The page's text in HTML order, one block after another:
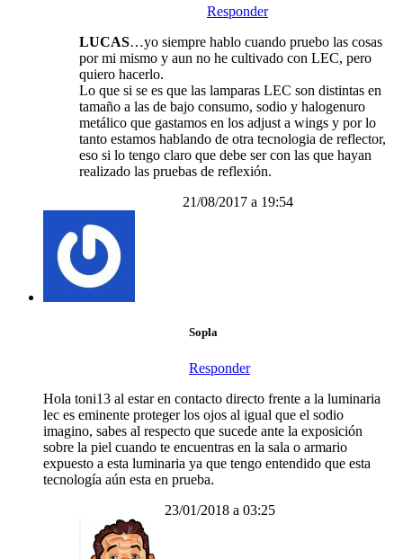
Responder
LUCAS…yo siempre hablo cuando pruebo las cosas
por mi mismo y aun no he cultivado con LEC, pero
quiero hacerlo.
Lo que si se es que las lamparas LEC son distintas en
tamaño a las de bajo consumo, sodio y halogenuro
metálico que gastamos en los adjust a wings y por lo
tanto estamos hablando de otra tecnologia de reflector,
eso si lo tengo claro que debe ser con las que hayan
realizado las pruebas de reflexión.
21/08/2017 a 19:54
Sopla
Responder
Hola toni13 al estar en contacto directo frente a la luminaria
lec es eminente proteger los ojos al igual que el sodio
imagino, sabes al respecto que sucede ante la exposición
sobre la piel cuando te encuentras en la sala o armario
expuesto a esta luminaria ya que tengo entendido que esta
tecnología aún esta en prueba.
23/01/2018 a 03:25